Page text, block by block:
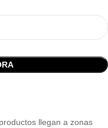
llegan a zonas